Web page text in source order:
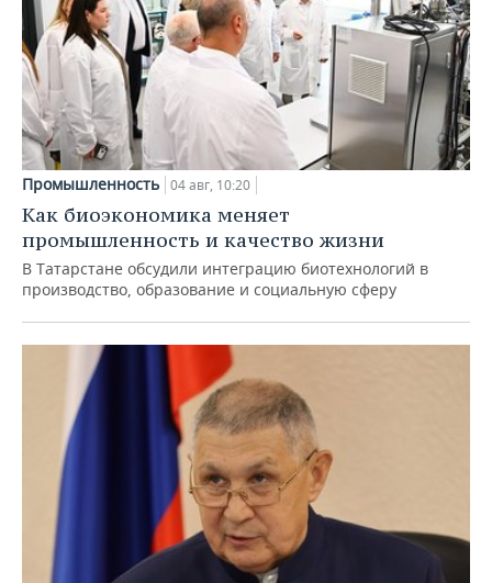
Промышленность 04 авг, 10:20
Как биоэкономика меняет
промышленность и качество жизни
В Татарстане обсудили интеграцию биотехнологий в
производство, образование и социальную сферу